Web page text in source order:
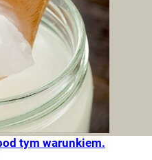
tym warunkiem.